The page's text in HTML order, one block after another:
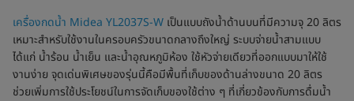
เครื่องกดน้ำ Midea YL2037S-W เป็นแบบถังน้ำด้านบนที่มีความจุ 20 ลิตร
เหมาะสำหรับใช้งานในครอบครัวขนาดกลางถึงใหญ่ ระบบจ่ายน้ำสามแบบ
ได้แก่ น้ำร้อน น้ำเย็น และน้ำอุณหภูมิห้อง ใช้หัวจ่ายเดียวที่ออกแบบมาให้ใช้
งานง่าย จุดเด่นพิเศษของรุ่นนี้คือมีพื้นที่เก็บของด้านล่างขนาด 20 ลิตร
ช่วยเพิ่มการใช้ประโยชน์ในการจัดเก็บของใช้ต่าง ๆ ที่เกี่ยวข้องกับการดื่มน้ำ